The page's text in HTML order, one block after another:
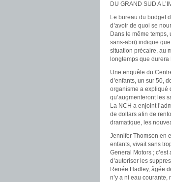
DU GRAND SUD A
Le bureau du budget
d’avoir de quoi se
Dans le même
sans-abri) indique
situation précaire, au
longtemps que
Une enquête du
d’enfants, un sur 50,
organisme a expliqué
qu’augmenteront les
La NCH a enjoint
de dollars afin de
dramatique, les
Jennifer Thomson en
enfants, vivait sans
General Motors ;
d’autoriser les
Renée Hadley, âgée
n’y a ni eau